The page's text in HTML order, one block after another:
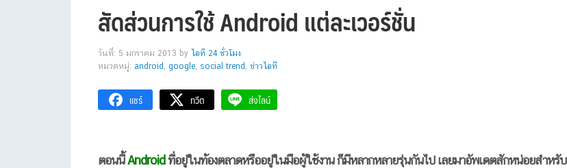
สัดส่วนการใช้ Android แต่ละเวอร์ชั่น
วันที่: 5 มกราคม 2013 by ไอที 24 ชั่วโมง
หมวดหมู่: android , google, social trend , ข่าวไอที
แชร์ ทวีต ส่งไลน์
ตอนนี้Android ที่อยู่ในท้องตลาดหรืออยู่ในมือผู้ใช้งาน ก็มีหลากหลายรุ่นกันไป เลยมาอัพเดตสักหน่อยสำหรับ